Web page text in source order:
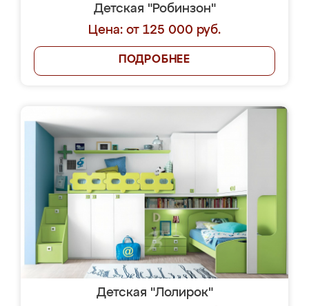
Детская "Робинзон"
Цена: от 125 000 руб.
ПОДРОБНЕЕ
Детская "Лолирок"